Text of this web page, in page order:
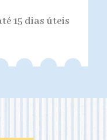
15 dias úteis